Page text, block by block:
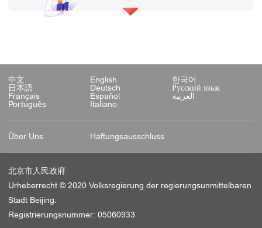
中文 English 한국어
日本語 Deutsch Русский язык
Français Español العربية
Português Italiano
Über Uns Haftungsausschluss
北京市人民政府
Urheberrecht © 2020 Volksregierung der regierungsunmittelbaren
Stadt Beijing.
Registrierungsnummer: 05060933